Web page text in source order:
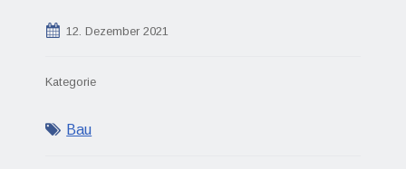
12. Dezember 2021
Kategorie
Bau